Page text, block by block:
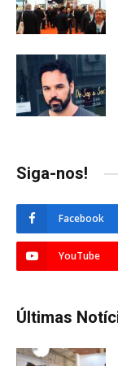
Siga-nos!
Facebook
YouTube
Últimas